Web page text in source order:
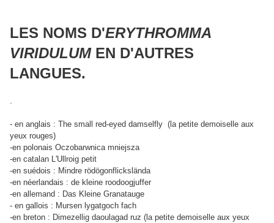
LES NOMS D'ERYTHROMMA
VIRIDULUMEN D'AUTRES
LANGUES.
.
- en anglais : The small red-eyed damselfly (la petite demoiselle aux
yeux rouges)
-en polonais Oczobarwnica mniejsza
-en catalan L'Ullroig petit
-en suédois : Mindre rödögonflickslända
-en néerlandais : de kleine roodoogjuffer
-en allemand : Das Kleine Granatauge
- en gallois : Mursen lygatgoch fach
-en breton : Dimezellig daoulagad ruz (la petite demoiselle aux yeux